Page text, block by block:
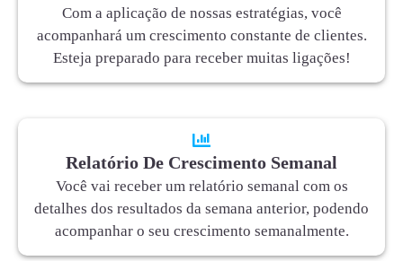
Com a aplicação de nossas estratégias, você
acompanhará um crescimento constante de clientes.
Esteja preparado para receber muitas ligações!
Relatório De Crescimento Semanal
Você vai receber um relatório semanal com os
detalhes dos resultados da semana anterior, podendo
acompanhar o seu crescimento semanalmente.